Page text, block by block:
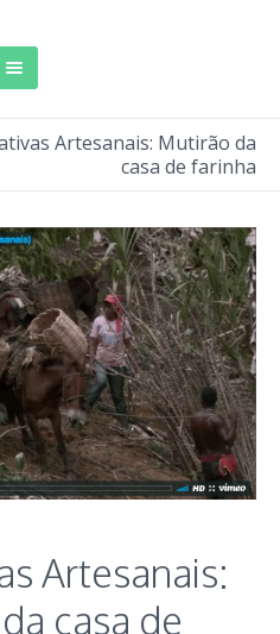
Artesanais: Mutirão da
casa de farinha
Artesanais:
casa de